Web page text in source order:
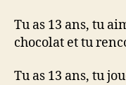
Tu as 13 ans, tu
chocolat et tu
Tu as 13 ans, tu